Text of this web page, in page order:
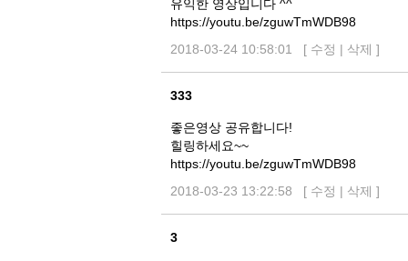
유익한 영상입니다 ^^
https://youtu.be/zguwTmWDB98
2018-03-24 10:58:01 [ 수정 | 삭제 ]
333
좋은영상 공유합니다!
힐링하세요~~
https://youtu.be/zguwTmWDB98
2018-03-23 13:22:58 [ 수정 | 삭제 ]
3